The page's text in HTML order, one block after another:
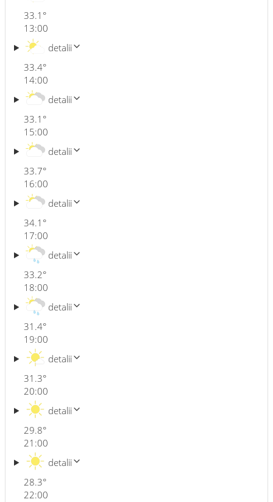
33.1 °
13:00
33.4°
detalii
14:00
33.1 °
detalii
15:00
33.7°
detalii
16:00
34.1 °
detalii
17:00
33.2°
detalii
18:00
31.4°
detalii
19:00
31.3°
detalii
20:00
29.8°
detalii
21:00
28.3°
detalii
22:00